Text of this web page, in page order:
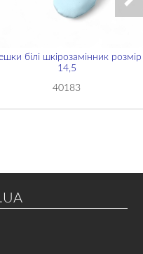
білі шкірозамінник розмір
14,5
40183